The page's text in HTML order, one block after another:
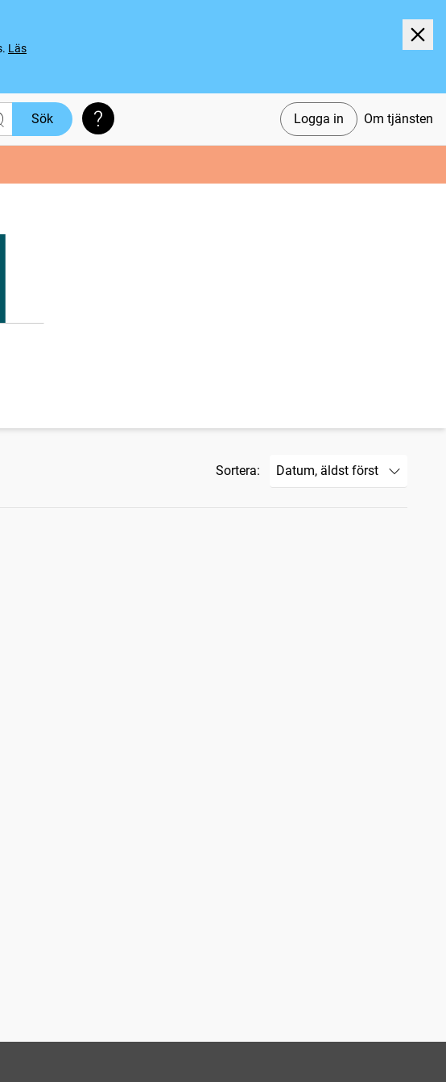
Läs
Logga in Om tjänsten
Sök Söktips
Sortera: